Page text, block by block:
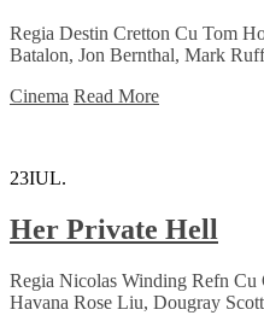
Regia Destin Cretton Cu Tom
Batalon, Jon Bernthal, Mark
Cinema Read More
23IUL.
Her Private Hell
Regia Nicolas Winding Refn Cu
Havana Rose Liu, Dougray